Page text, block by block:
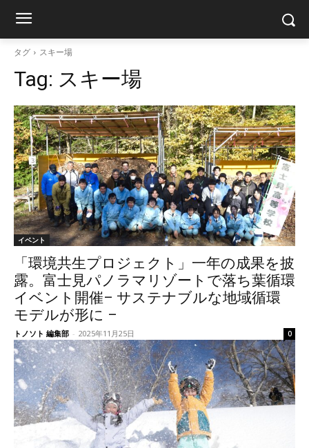
タグ スキー場
Tag: スキー場
イベント
「環境共生プロジェクト」一年の成果を披
露。富士見パノラマリゾートで落ち葉循環
イベント開催– サステナブルな地域循環
モデルが形に –
トノソト 編集部 - 2025年11月25日 0